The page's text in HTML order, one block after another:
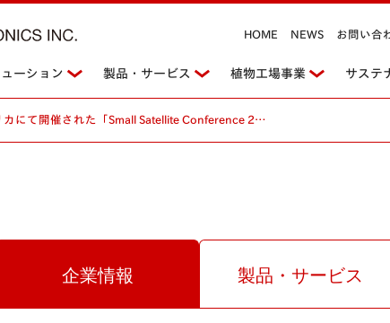
ーション 製品・サービス 植物工場事業 サステ
HOME NEWS お問い合
カにて開催された「Small Satellite Conference 2…
企業情報 製品・サービス